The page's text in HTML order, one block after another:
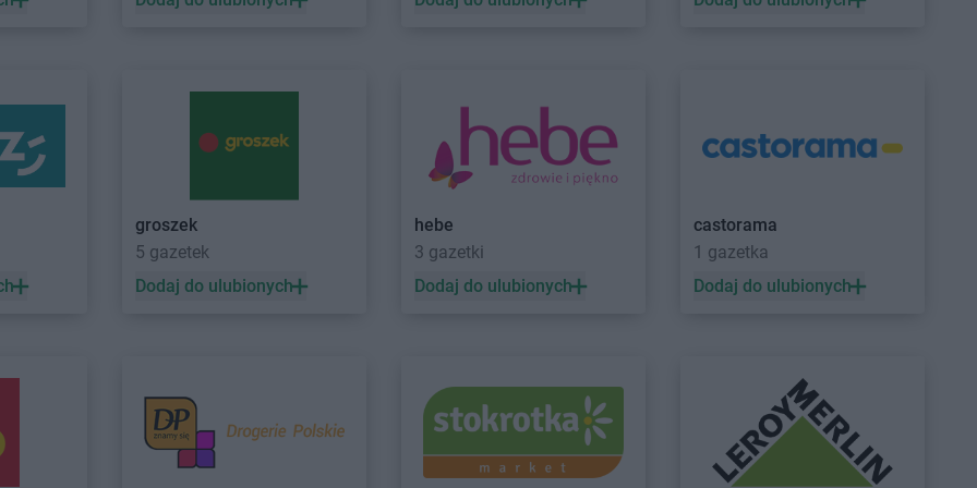
Stokrotka Market Koluszki
Stokrotka Market
Osada
Stokrotka Market
Komarówka
Podlaska
Stokrotka Market
Stokrotka Market Koszalin
Stokrotka Market
Stokrotka Market
Kolonia
Stokrotka Market
Kraśniczyn
Stokrotka Market
Krasnopol
Stokrotka Market
Krynki
Stokrotka Market
Stokrotka Market
Stokrotka Market Księżpol
Stokrotka Market
Kutno
Stokrotka Market
Łęg Tarnowski
Stokrotka Market
Stokrotka Market Łucka-Kolonia
Stokrotka Market Łuszczów
groszek
5 gazetek
Dodaj do ulubionych
hebe
3 gazetki
Dodaj do ulubionych
castorama
1 gazetka
Dodaj do ulubionych